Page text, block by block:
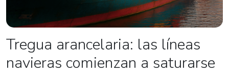
Tregua arancelaria: las líneas
navieras comienzan a saturarse